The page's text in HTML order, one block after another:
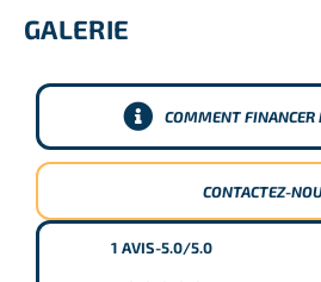
arrivée le vendredi matin
moment d’orientation
familiariser avec le programme.
serez conduits à l’hébergement
disposerez du reste de la journée
Un accès Internetest prévu dans
GALERIE
COMMENT FINANCER
CONTACTEZ-
1 AVIS-5.0/5.0